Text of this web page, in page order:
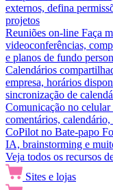
externos, defina
projetos
Reuniões on-line Faça
videoconferências,
e planos de fundo
Calendários
empresa, horários
sincronização de
Comunicação no celular
comentários,
CoPilot no Bate-papo
IA, brainstorming e
Veja todos os recursos
Sites e lojas